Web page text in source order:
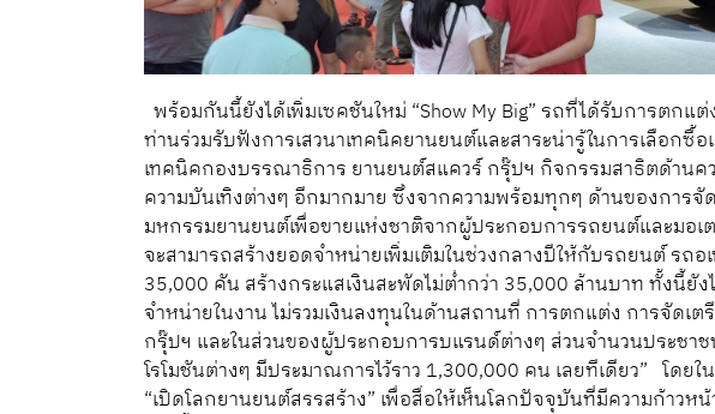
พร้อมกันนี้ยังได้เพิ่มเซคชันใหม่ “Show My Big” รถที่ได้รับการตก
ท่านร่วมรับฟังการเสวนาเทคนิคยานยนต์และสาระน่ารู้ในการเลือกซื้
เทคนิคกองบรรณาธิการ ยานยนต์สแควร์ กรุ๊ปฯ กิจกรรมสาธิตด้าน
ความบันเทิงต่างๆ อีกมากมาย ซึ่งจากความพร้อมทุกๆ ด้านของการจั
มหกรรมยานยนต์เพื่อขายแห่งชาติจากผู้ประกอบการรถยนต์และมอเ
จะสามารถสร้างยอดจำหน่ายเพิ่มเติมในช่วงกลางปีให้กับรถยนต์ รถ
35,000 คัน สร้างกระแสเงินสะพัดไม่ต่ำกว่า 35,000 ล้านบาท ทั้งนี้ยั
จำหน่ายในงาน ไม่รวมเงินลงทุนในด้านสถานที่ การตกแต่ง การจัด
กรุ๊ปฯ และในส่วนของผู้ประกอบการบแรนด์ต่างๆ ส่วนจำนวนประชา
โรโมชันต่างๆ มีประมาณการไว้ราว 1,300,000 คน เลยทีเดียว” โดย
“เปิดโลกยานยนต์สรรสร้าง” เพื่อสื่อให้เห็นโลกปัจจุบันที่มีความก้าวห